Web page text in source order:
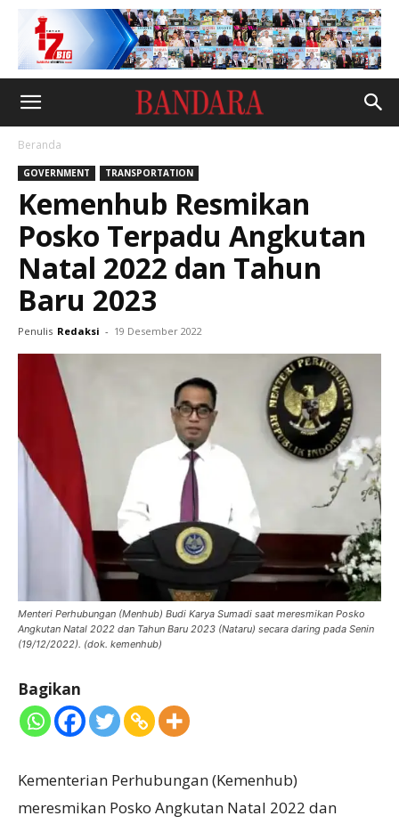
Beranda
GOVERNMENT TRANSPORTATION
Kemenhub Resmikan
Posko Terpadu Angkutan
Natal 2022 dan Tahun
Baru 2023
Penulis Redaksi - 19 Desember 2022
Menteri Perhubungan (Menhub) Budi Karya Sumadi saat meresmikan Posko
Angkutan Natal 2022 dan Tahun Baru 2023 (Nataru) secara daring pada Senin
(19/12/2022). (dok. kemenhub)
Bagikan
Kementerian Perhubungan (Kemenhub)
meresmikan Posko Angkutan Natal 2022 dan